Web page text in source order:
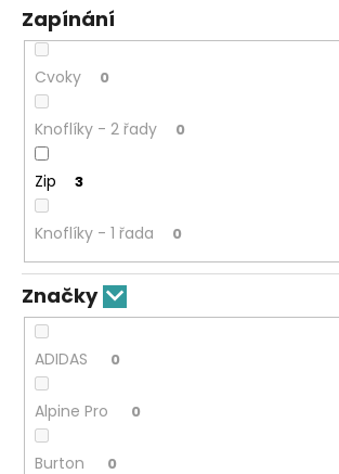
Zapínání
Cvoky 0
Knoflíky - 2 řady 0
Zip 3
Knoflíky - 1 řada 0
Značky
ADIDAS 0
Alpine Pro 0
Burton 0